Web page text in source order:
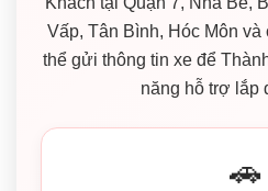
Vấp, Tân Bình, Hóc Môn
thể gửi thông tin xe để
năng hỗ trợ lắp
🚗